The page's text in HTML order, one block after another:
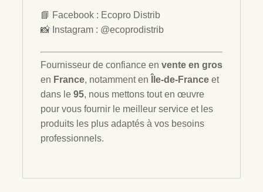
📘 Facebook : Ecopro Distrib
📸 Instagram : @ecoprodistrib
Fournisseur de confiance en vente en gros
en France, notamment en Île-de-France et
dans le 95, nous mettons tout en œuvre
pour vous fournir le meilleur service et les
produits les plus adaptés à vos besoins
professionnels.